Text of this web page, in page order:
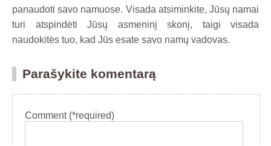
panaudoti savo namuose. Visada atsiminkite, Jūsų namai
turi atspindėti Jūsų asmeninį skonį, taigi visada
naudokitės tuo, kad Jūs esate savo namų vadovas.
Parašykite komentarą
Comment (*required)